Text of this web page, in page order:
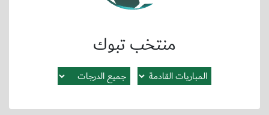
منتخب تبوك